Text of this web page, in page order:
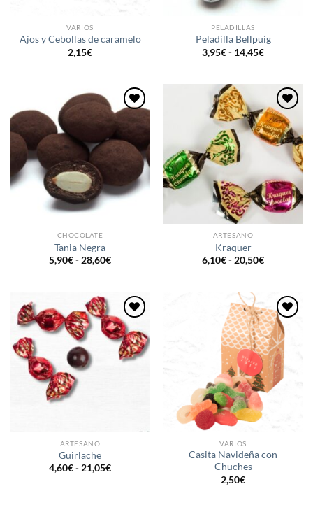
VARIOS
Ajos y Cebollas de caramelo
2,15€
PELADILLAS
Peladilla Bellpuig
3,95€- 14,45€Rango
3,95€
hasta
14,45€
Añadir
a la
lista de
deseos
CHOCOLATE
Tania Negra
5,90€- 28,60€Rango
5,90€
hasta
28,60€
Añadir
a la
lista de
deseos
ARTESANO
Kraquer
6,10€- 20,50€Rango
6,10€
hasta
20,50€
Añadir
a la
lista de
deseos
ARTESANO
Guirlache
4,60€- 21,05€Rango
Añadir
a la
lista de
deseos
VARIOS
Casita Navideña con
Chuches
2,50€